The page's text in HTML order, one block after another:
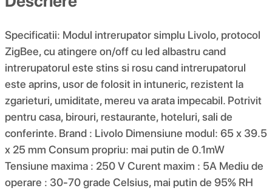
Specificatii: Modul intrerupator simplu Livolo, protocol
ZigBee, cu atingere on/off cu led albastru cand
intrerupatorul este stins si rosu cand intrerupatorul
este aprins, usor de folosit in intuneric, rezistent la
zgarieturi, umiditate, mereu va arata impecabil. Potrivit
pentru casa, birouri, restaurante, hoteluri, sali de
conferinte. Brand : Livolo Dimensiune modul: 65 x 39.5
x 25 mm Consum propriu: mai putin de 0.1mW
Tensiune maxima : 250 V Curent maxim : 5A Mediu de
operare : 30-70 grade Celsius, mai putin de 95% RH